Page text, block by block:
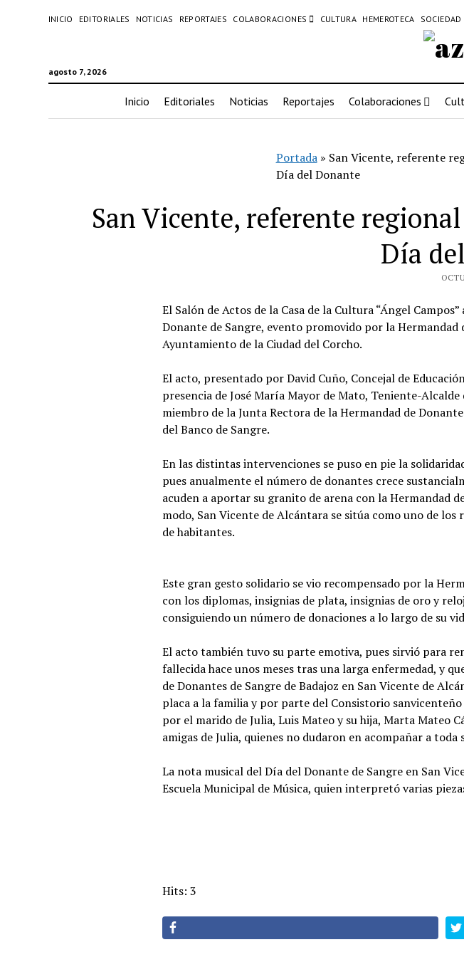
INICIO EDITORIALES NOTICIAS REPORTAJES COLABORACIONES CULTURA HEMEROTECA SOCIEDAD
agosto 7, 2026
Inicio Editoriales Noticias Reportajes Colaboraciones
Portada» San Vicente, referente
Día del Donante
San Vicente, referente
Día
El Salón de Actos de la Casa de la Cultura “Ángel
Donante de Sangre, evento promovido por la
Ayuntamiento de la Ciudad del Corcho.
El acto, presentado por David Cuño, Concejal de
presencia de José María Mayor de Mato, Teniente-
miembro de la Junta Rectora de la Hermandad de
del Banco de Sangre.
En las distintas intervenciones se puso en pie la
pues anualmente el número de donantes crece
acuden a aportar su granito de arena con la Hermandad
modo, San Vicente de Alcántara se sitúa como uno de
de habitantes.
Este gran gesto solidario se vio recompensado por la
con los diplomas, insignias de plata, insignias de oro y
consiguiendo un número de donaciones a lo largo de su
El acto también tuvo su parte emotiva, pues sirvió para
fallecida hace unos meses tras una larga enfermedad, y
de Donantes de Sangre de Badajoz en San Vicente de
placa a la familia y por parte del Consistorio
por el marido de Julia, Luis Mateo y su hija, Marta Mateo
amigas de Julia, quienes no dudaron en acompañar a
La nota musical del Día del Donante de Sangre en San
Escuela Municipal de Música, quien interpretó varias
Hits: 3